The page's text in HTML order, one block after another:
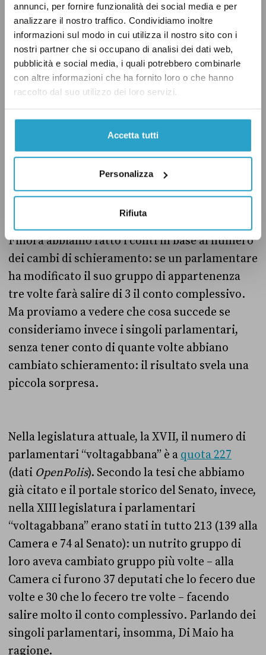
annunci, per fornire funzionalità dei social media e per
analizzare il nostro traffico. Condividiamo inoltre
informazioni sul modo in cui utilizza il nostro sito con i
nostri partner che si occupano di analisi dei dati web,
pubblicità e social media, i quali potrebbero combinarle
con altre informazioni che ha fornito loro o che hanno
raccolto dal suo utilizzo dei loro servizi.
Accetta tutti
Personalizza
Rifiuta
E al Senato?In effetti, anche il Senato della XIII
legislatura fu piuttosto movimentato: il sito
istituzionale riportatutte le variazioni di
composizionee i passaggi superano
abbondantemente il centinaio (sono circa 120).
Insomma, il primato dei cambi di
schieramento è oggi saldamente in mano a
quella formazione parlamentare.
I “voltagabbana”
Finora abbiamo fatto i conti in base al numero
dei cambi di schieramento: se un parlamentare
ha modificato il suo gruppo di appartenenza
tre volte farà salire di 3 il conto complessivo.
Ma proviamo a vedere che cosa succede se
consideriamo invece i singoli parlamentari,
senza tener conto di quante volte abbiano
cambiato schieramento: il risultato svela una
piccola sorpresa.
Nella legislatura attuale, la XVII, il numero di
parlamentari “voltagabbana” è a quota 227
(dati OpenPolis). Secondo la tesi che abbiamo
già citato e il portale storico del Senato, invece,
nella XIII legislatura i parlamentari
“voltagabbana” erano stati in tutto 213 (139 alla
Camera e 74 al Senato): un nutrito gruppo di
loro aveva cambiato gruppo più volte – alla
Camera ci furono 37 deputati che lo fecero due
volte e 30 che lo fecero tre volte – facendo
salire molto il conto complessivo. Parlando dei
singoli parlamentari, insomma, Di Maio ha
ragione.